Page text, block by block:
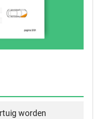
worden